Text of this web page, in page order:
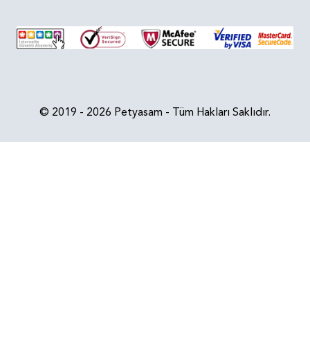
© 2019 - 2026 Petyasam - Tüm Hakları Saklıdır.